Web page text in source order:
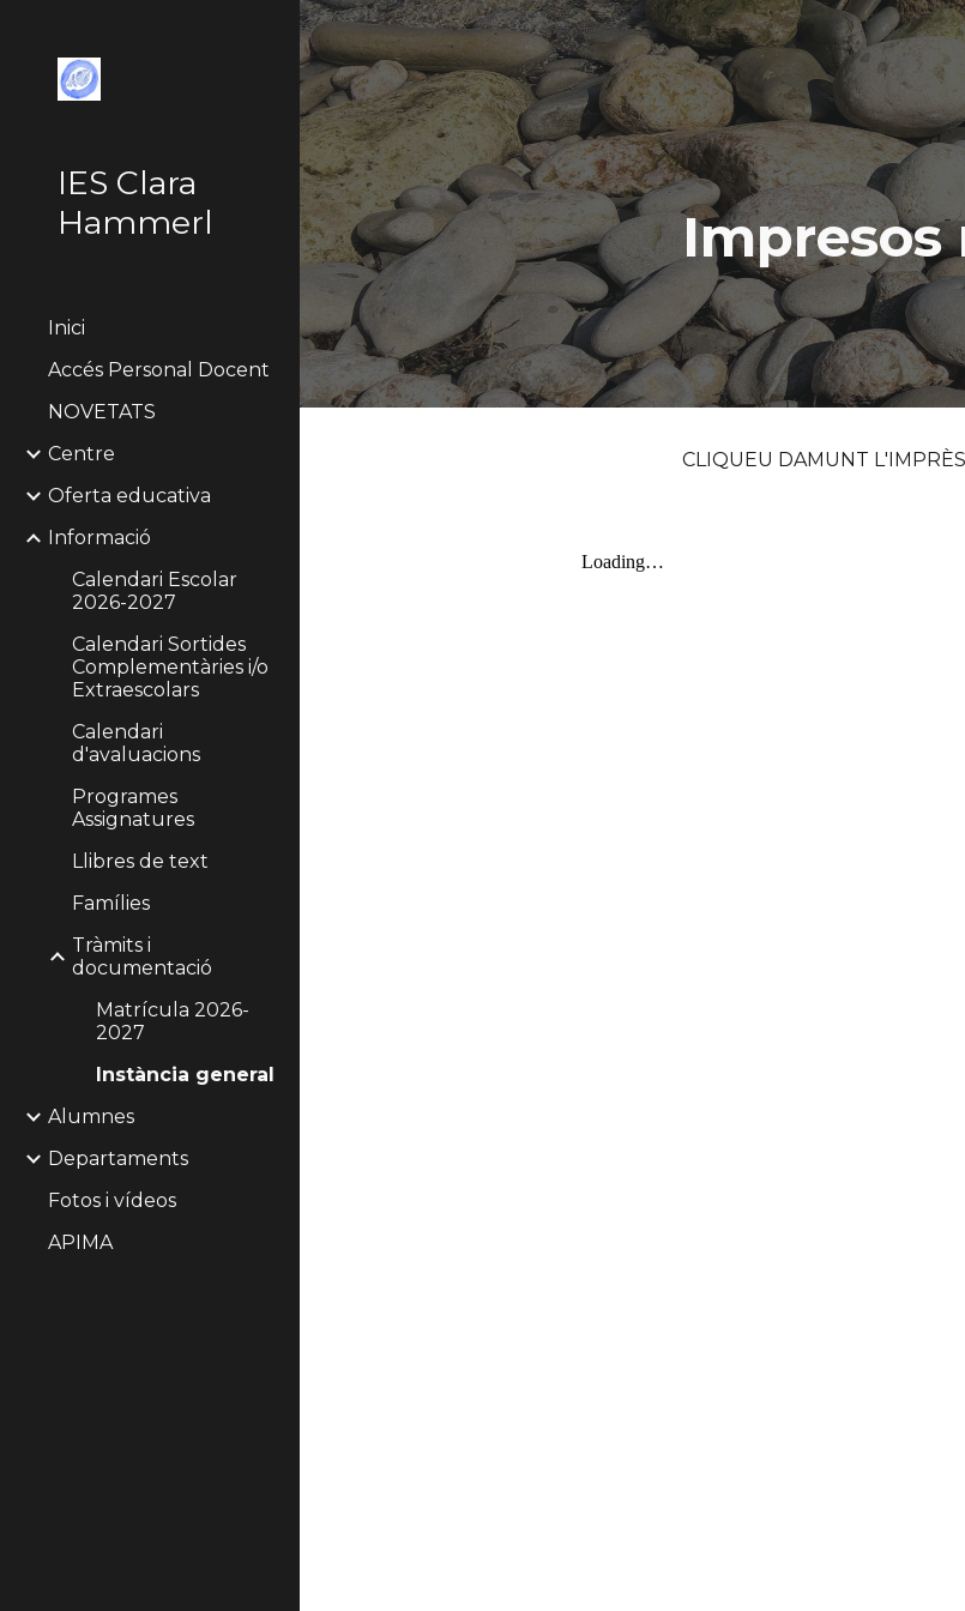
Skip to main content
IES Clara
Hammerl
Inici
Accés Personal Docent
NOVETATS
Centre
Oferta educativa
Informació
Calendari Escolar
2026-2027
Calendari Sortides
Complementàries i/o
Extraescolars
Calendari
d'avaluacions
Programes
Assignatures
Llibres de text
Famílies
Tràmits i
documentació
Matrícula 2026-
2027
Instància general
Alumnes
Departaments
Fotos i vídeos
APIMA
CLIQUEU DAMUNT